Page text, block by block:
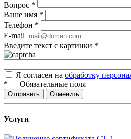
Вопрос *
Ваше имя *
Телефон *
E-mail
Введите текст с картинки *
Я согласен на обработку
* — Обязательные поля
Отправить Отменить
Услуги